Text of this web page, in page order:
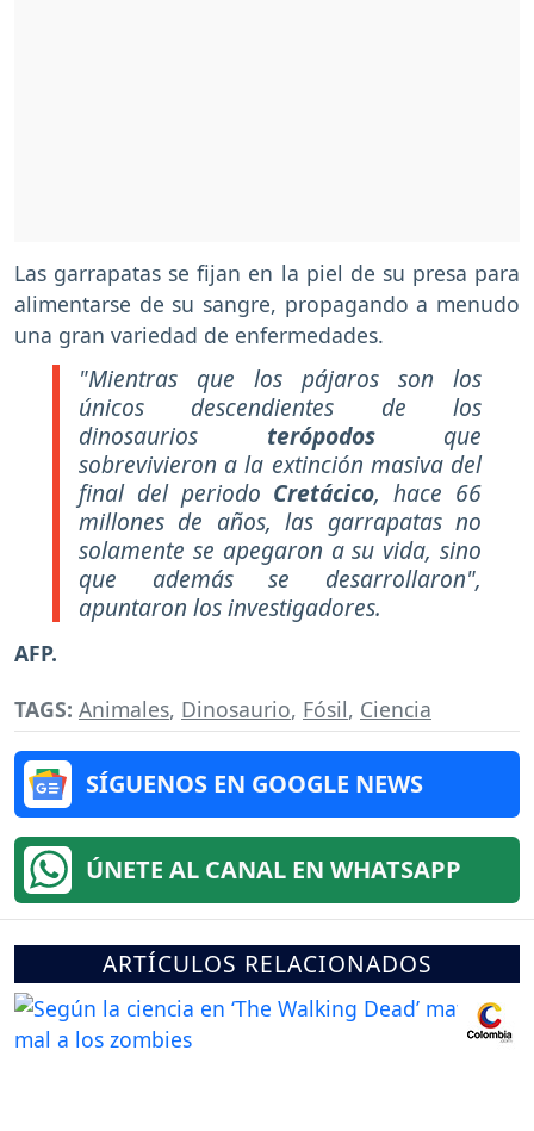
Las garrapatas se fijan en la piel de su presa para
alimentarse de su sangre, propagando a menudo
una gran variedad de enfermedades.
"Mientras que los pájaros son los
únicos descendientes de los
dinosaurios terópodos que
sobrevivieron a la extinción masiva del
final del periodo Cretácico, hace 66
millones de años, las garrapatas no
solamente se apegaron a su vida, sino
que además se desarrollaron",
apuntaron los investigadores.
AFP.
TAGS: Animales, Dinosaurio, Fósil, Ciencia
SÍGUENOS EN GOOGLE NEWS
ÚNETE AL CANAL EN WHATSAPP
ARTÍCULOS RELACIONADOS